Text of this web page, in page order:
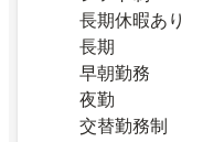
長期休暇あり
長期
早朝勤務
夜勤
交替勤務制